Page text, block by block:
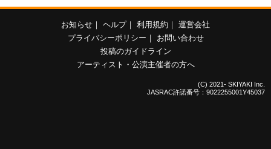
お知らせ ｜ ヘルプ｜ 利用規約 ｜ 運営会社
プライバシーポリシー ｜
お問い合わせ
投稿のガイドライン
アーティスト・公演主催者の方へ
(C) 2021- SKIYAKI Inc.
JASRAC許諾番号：9022255001Y45037